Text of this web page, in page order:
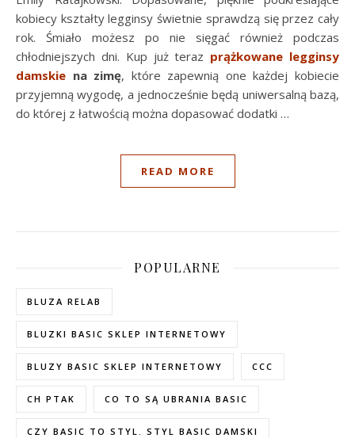
kobiecy kształty legginsy świetnie sprawdzą się przez cały
rok. Śmiało możesz po nie sięgać również podczas
chłodniejszych dni. Kup już teraz prążkowane legginsy
damskie na zimę, które zapewnią one każdej kobiecie
przyjemną wygodę, a jednocześnie będą uniwersalną bazą,
do której z łatwością można dopasować dodatki …
READ MORE
POPULARNE
BLUZA RELAB
BLUZKI BASIC SKLEP INTERNETOWY
BLUZY BASIC SKLEP INTERNETOWY CCC
CH PTAK CO TO SĄ UBRANIA BASIC
CZY BASIC TO STYL. STYL BASIC DAMSKI